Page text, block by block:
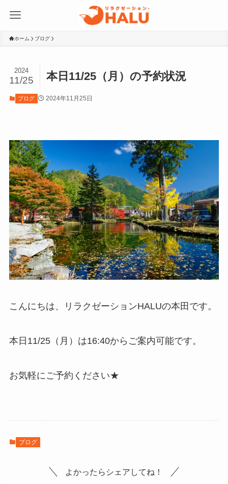
ホーム ブログ
本日11/25（月）の予約状況
2024
11/25
ブログ 2024年11月25日
こんにちは、リラクゼーションHALUの本田です。
本日11/25（月）は16:40からご案内可能です。
お気軽にご予約ください★
ブログ
よかったらシェアしてね！